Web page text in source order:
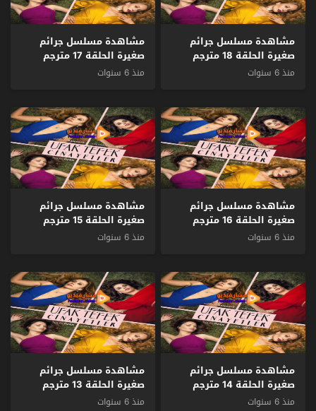
مشاهدة مسلسل جرائم
صغيرة الحلقة 18 مترجم
منذ 6 سنوات
مشاهدة مسلسل جرائم
صغيرة الحلقة 17 مترجم
منذ 6 سنوات
مشاهدة مسلسل جرائم
صغيرة الحلقة 16 مترجم
منذ 6 سنوات
مشاهدة مسلسل جرائم
صغيرة الحلقة 15 مترجم
منذ 6 سنوات
مشاهدة مسلسل جرائم
صغيرة الحلقة 14 مترجم
منذ 6 سنوات
مشاهدة مسلسل جرائم
صغيرة الحلقة 13 مترجم
منذ 6 سنوات